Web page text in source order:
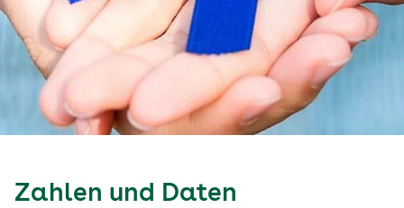
Zahlen und Daten